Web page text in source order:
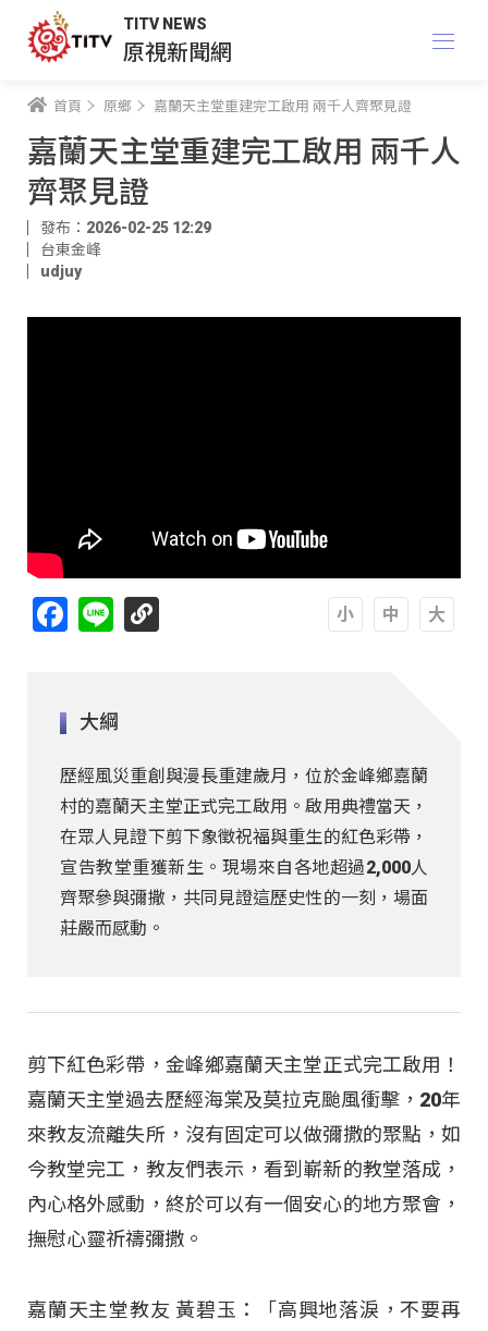
TITV NEWS
原視新聞網
首頁 原鄉 嘉蘭天主堂重建完工啟用 兩千人齊聚見證
嘉蘭天主堂重建完工啟用 兩千人
齊聚見證
發布：2026-02-25 12:29
台東金峰
udjuy
Facebook
Line
大綱
歷經風災重創與漫長重建歲月，位於金峰鄉嘉蘭
村的嘉蘭天主堂正式完工啟用。啟用典禮當天，
在眾人見證下剪下象徵祝福與重生的紅色彩帶，
宣告教堂重獲新生。現場來自各地超過2,000人
齊聚參與彌撒，共同見證這歷史性的一刻，場面
莊嚴而感動。
剪下紅色彩帶，金峰鄉嘉蘭天主堂正式完工啟用！
嘉蘭天主堂過去歷經海棠及莫拉克颱風衝擊，20年
來教友流離失所，沒有固定可以做彌撒的聚點，如
今教堂完工，教友們表示，看到嶄新的教堂落成，
內心格外感動，終於可以有一個安心的地方聚會，
撫慰心靈祈禱彌撒。
嘉蘭天主堂教友 黃碧玉：「高興地落淚，不要再